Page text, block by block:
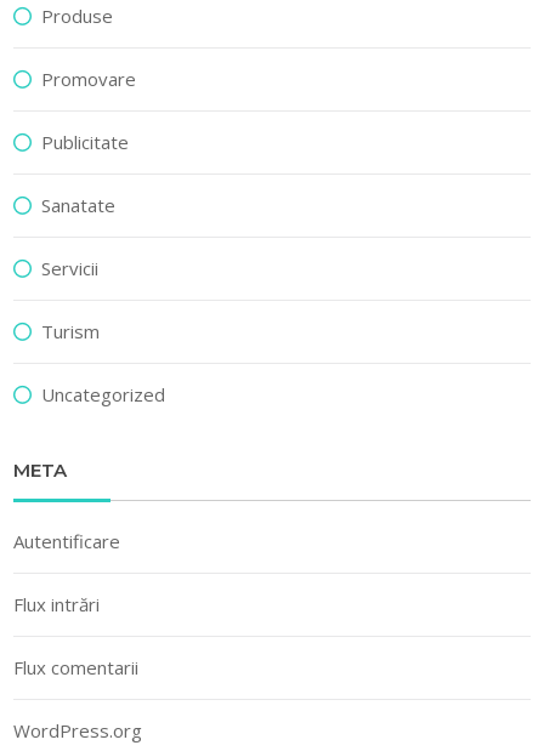
Produse
Promovare
Publicitate
Sanatate
Servicii
Turism
Uncategorized
META
Autentificare
Flux intrări
Flux comentarii
WordPress.org